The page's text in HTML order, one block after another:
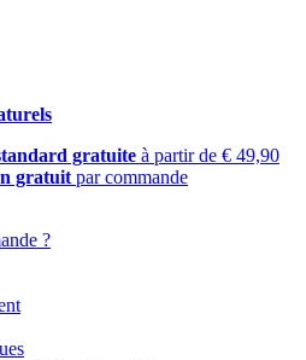
gratuite à partir de € 49,90
gratuit par commande
?